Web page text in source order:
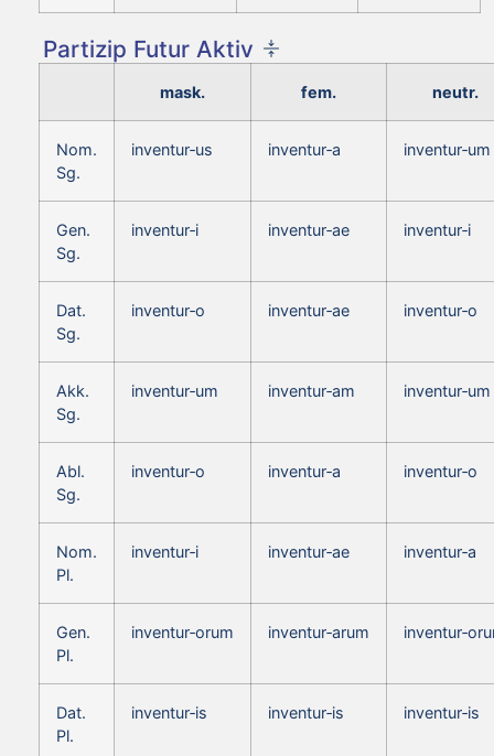
Partizip Futur Aktiv
mask. fem. neutr.
Nom.
Sg.
inventur‑us inventur‑a inventur‑um
Gen.
Sg.
inventur‑i inventur‑ae inventur‑i
Dat.
Sg.
inventur‑o inventur‑ae inventur‑o
Akk.
Sg.
inventur‑um inventur‑am inventur‑um
Abl.
Sg.
inventur‑o inventur‑a inventur‑o
Nom.
Pl.
inventur‑i inventur‑ae inventur‑a
Gen.
Pl.
inventur‑orum inventur‑arum
Dat.
Pl.
inventur‑is inventur‑is inventur‑is